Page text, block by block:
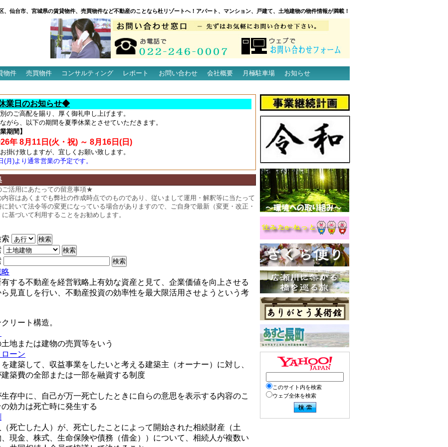
、仙台市、宮城県の賃貸物件、売買物件など不動産のことなら杜リゾートへ！アパート、マンション、戸建て、土地建物の物件情報が満載！
物件 売買物件 コンサルティング レポート お問い合わせ 会社概要 月極駐車場
お知らせ
業日のお知らせ◆
のご高配を賜り、厚く御礼申し上げます。
がら、以下の期間を夏季休業とさせていただきます。
期間】
年 8月11日(火・祝) ～ 8月16日(日)
掛け致しますが、宜しくお願い致します。
(月)より通常営業の予定です。
活用にあたっての留意事項★
内容はあくまでも弊社の作成時点でのものであり、従いまして運用・解釈等に当たって
に於いて法令等の変更になっている場合がありますので、ご自身で最新（変更・改正・
基づいて利用することをお勧めします。
略
する不動産を経営戦略上有効な資産と見て、企業価値を向上させる
見直しを行い、不動産投資の効率性を最大限活用させようという考
リート構造。
地または建物の売買等をいう
ーン
建築して、収益事業をしたいと考える建築主（オーナー）に対し、
築費の全部または一部を融資する制度
存中に、自己が万一死亡したときに自らの意思を表示する内容のこ
の効力は死亡時に発生する
死亡した人）が、死亡したことによって開始された相続財産（土
現金、株式、生命保険や債務（借金））について、相続人が複数い
このサイト内を検索
ウェブ全体を検索